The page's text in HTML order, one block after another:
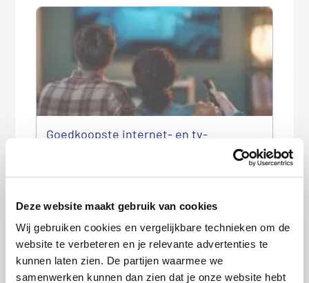
Deze website maakt gebruik van cookies
Wij gebruiken cookies en vergelijkbare technieken om de
website te verbeteren en je relevante advertenties te
kunnen laten zien. De partijen waarmee we
samenwerken kunnen dan zien dat je onze website hebt
Goedkoopste internet- en tv-